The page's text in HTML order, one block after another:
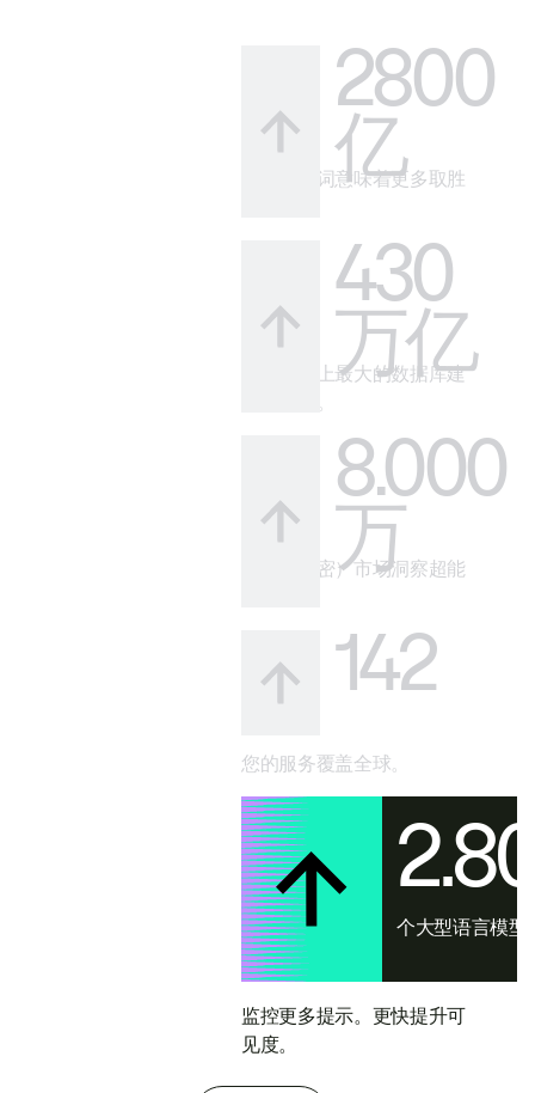
2800
亿
更多关键词意味着更多取胜
430
万亿
借助市场上最大的数据库建
8.000
万
您的（秘密）市场洞察超能
142
您的服务覆盖全球。
个大型语言模型
监控更多提示。更快提升可
见度。